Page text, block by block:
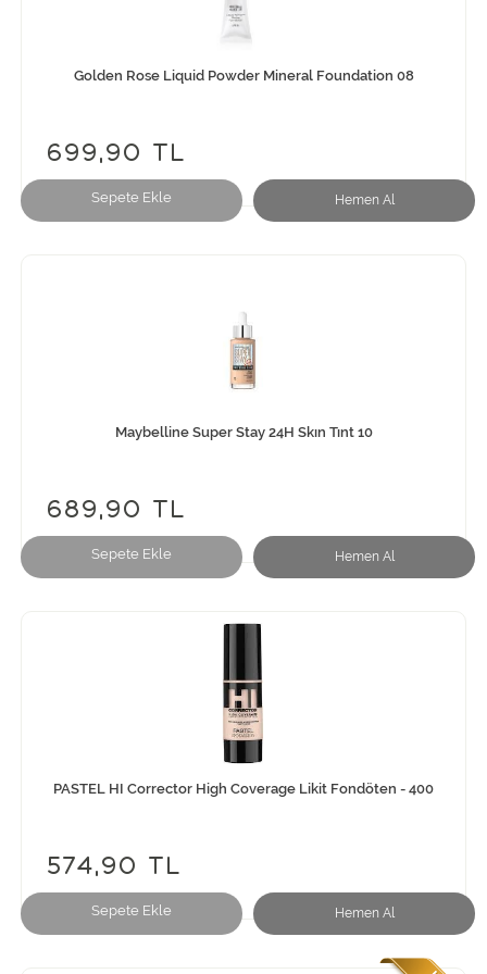
Sepete Ekle Hemen Al
Golden Rose Liquid Powder Mineral Foundation 08
699,90 TL
Sepete Ekle Hemen Al
Maybelline Super Stay 24H Skın Tınt 10
689,90 TL
Sepete Ekle Hemen Al
PASTEL HI Corrector High Coverage Likit Fondöten - 400
574,90 TL